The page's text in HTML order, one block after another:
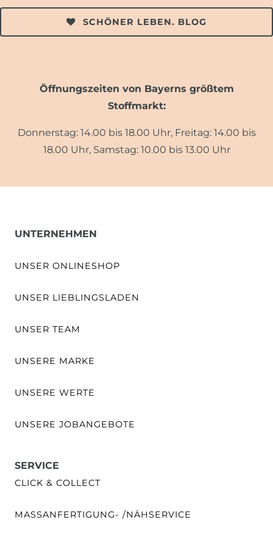
SCHÖNER LEBEN. BLOG
Öffnungszeiten von Bayerns größtem
Stoffmarkt:
Donnerstag: 14.00 bis 18.00 Uhr, Freitag: 14.00 bis
18.00 Uhr, Samstag: 10.00 bis 13.00 Uhr
UNTERNEHMEN
UNSER ONLINESHOP
UNSER LIEBLINGSLADEN
UNSER TEAM
UNSERE MARKE
UNSERE WERTE
UNSERE JOBANGEBOTE
SERVICE
CLICK & COLLECT
MASSANFERTIGUNG- /NÄHSERVICE